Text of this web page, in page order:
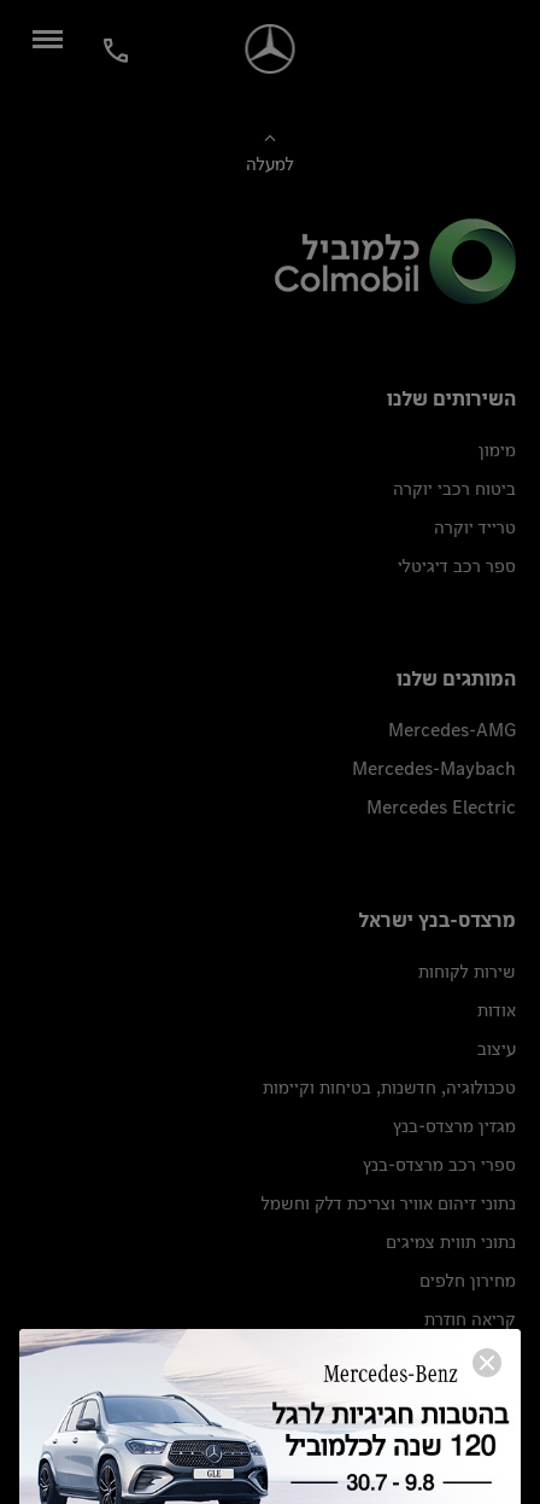
למעלה
השירותים שלנו
מימון
ביטוח רכבי יוקרה
טרייד יוקרה
ספר רכב דיגיטלי
המותגים שלנו
Mercedes-AMG
Mercedes-Maybach
Mercedes Electric
מרצדס-בנץ ישראל
שירות לקוחות
אודות
עיצוב
טכנולוגיה, חדשנות, בטיחות וקיימות
מגזין מרצדס-בנץ
ספרי רכב מרצדס-בנץ
נתוני זיהום אוויר וצריכת דלק וחשמל
נתוני תווית צמיגים
מחירון חלפים
קריאה חוזרת
הודעה על הטבות לרכבי מרצדס בהסדר פשרה בתצ 56447-02-19
תקנון ימי מכירות 120 לכלמוביל